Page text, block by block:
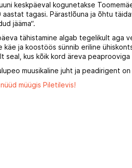
keskpäeval kogunetakse
aastat tagasi. Pärastlõuna ja õhtu
jääma“.
tähistamine algab tegelikult aga
ja koostöös sünnib eriline
seal, kus kõik kord äreva peaprooviga
muusikaline juht ja peadirigent on
müügis Piletilevis!